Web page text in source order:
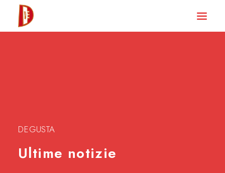
HOME
CLUB DEGUSTA
DEGUSTA
Ultime notizie